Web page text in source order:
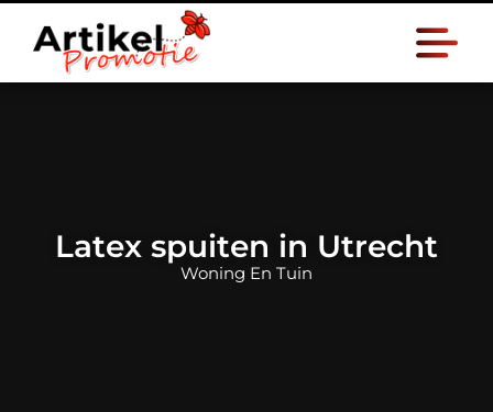
Latex spuiten in Utrecht
Woning En Tuin